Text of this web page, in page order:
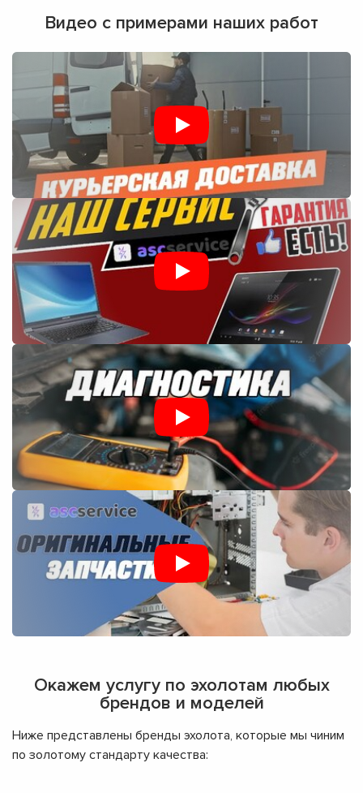
Видео с примерами наших работ
Окажем услугу по эхолотам любых
брендов и моделей
Ниже представлены бренды эхолота, которые мы чиним
по золотому стандарту качества: